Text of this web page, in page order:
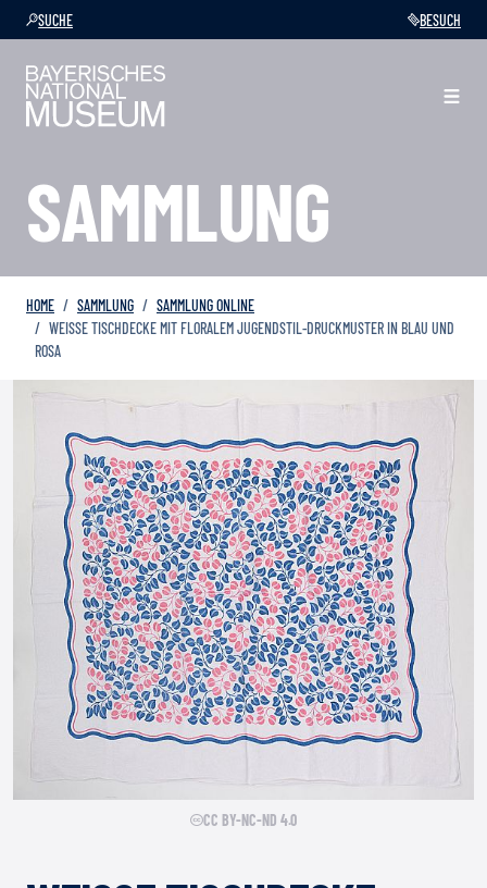
SUCHE BESUCH
SAMMLUNG
HOME SAMMLUNG
SAMMLUNG ONLINE
WEISSE TISCHDECKE MIT FLORALEM JUGENDSTIL-DRUCKMUSTER IN BLAU UND R
OSA
CC BY-NC-ND 4.0